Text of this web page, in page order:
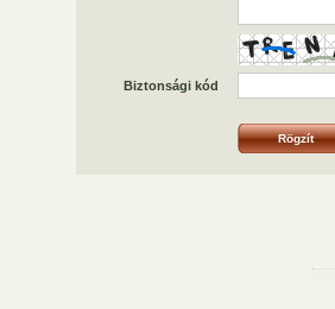
Biztonsági kód